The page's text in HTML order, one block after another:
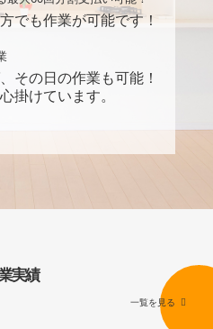
でも作業が可能です！
その日の作業も可能！
掛けています。
実績
一覧を見る